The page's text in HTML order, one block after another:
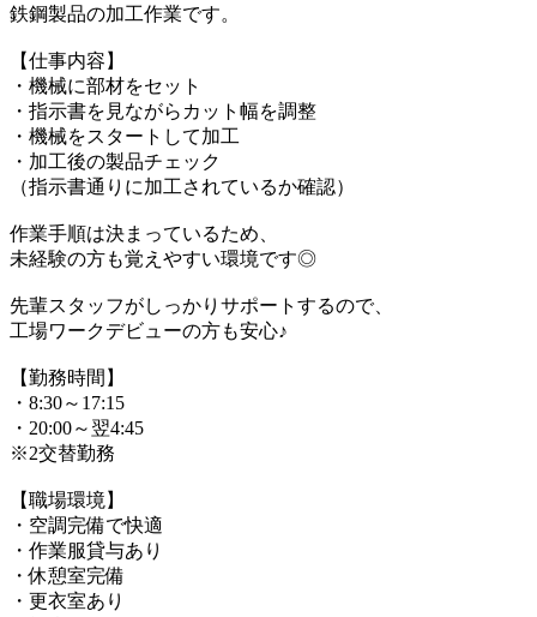
鉄鋼製品の加工作業です。
【仕事内容】
・機械に部材をセット
・指示書を見ながらカット幅を調整
・機械をスタートして加工
・加工後の製品チェック
（指示書通りに加工されているか確認）
作業手順は決まっているため、
未経験の方も覚えやすい環境です◎
先輩スタッフがしっかりサポートするので、
工場ワークデビューの方も安心♪
【勤務時間】
・8:30～17:15
・20:00～翌4:45
※2交替勤務
【職場環境】
・空調完備で快適
・作業服貸与あり
・休憩室完備
・更衣室あり